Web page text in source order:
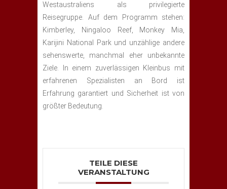
Westaustraliens als privilegierte
Reisegruppe. Auf dem Programm stehen:
Kimberley, Ningaloo Reef, Monkey Mia,
Karijini National Park und unzählige andere
sehenswerte, manchmal eher unbekannte
Ziele. In einem zuverlässigen Kleinbus mit
erfahrenen Spezialisten an Bord ist
Erfahrung garantiert und Sicherheit ist von
größter Bedeutung.
TEILE DIESE
VERANSTALTUNG